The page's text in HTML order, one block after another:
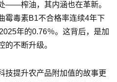
——榨油，其内涵也在革新。
霉毒素B1不合格率连续4年下
年的0.76％。这背后，是加
的不断升级。
技提升农产品附加值的故事更